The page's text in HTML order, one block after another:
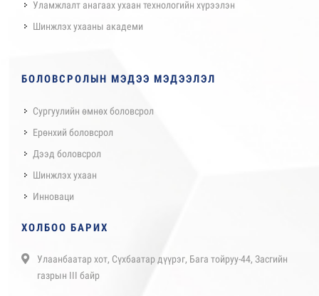
Уламжлалт анагаах ухаан технологийн хүрээлэн
Шинжлэх ухааны академи
БОЛОВСРОЛЫН МЭДЭЭ МЭДЭЭЛЭЛ
Сургуулийн өмнөх боловсрол
Ерөнхий боловсрол
Дээд боловсрол
Шинжлэх ухаан
Инноваци
ХОЛБОО БАРИХ
Улаанбаатар хот, Сүхбаатар дүүрэг, Бага тойруу-44, Засгийн
газрын III байр